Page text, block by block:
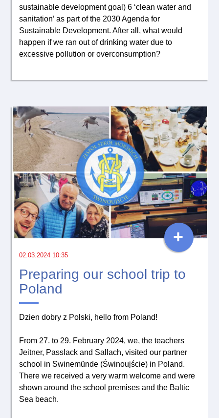
sustainable development goal) 6 ‘clean water and
sanitation’ as part of the 2030 Agenda for
Sustainable Development. After all, what would
happen if we ran out of drinking water due to
excessive pollution or overconsumption?
02.03.2024 10:35
Preparing our school trip to
Poland
Dzien dobry z Polski, hello from Poland!
From 27. to 29. February 2024, we, the teachers
Jeitner, Passlack and Sallach, visited our partner
school in Swinemünde (Świnoujście) in Poland.
There we received a very warm welcome and were
shown around the school premises and the Baltic
Sea beach.
+